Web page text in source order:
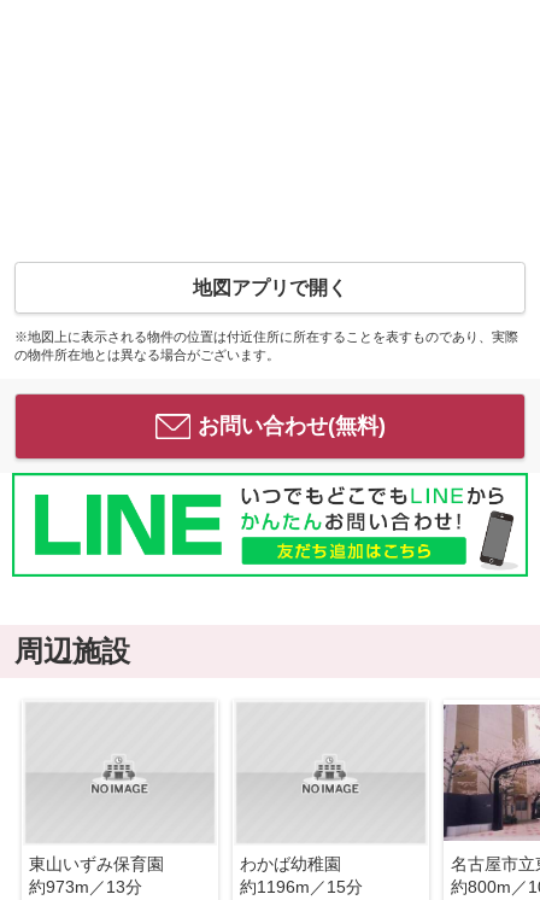
地図アプリで開く
※地図上に表示される物件の位置は付近住所に所在することを表すものであり、実際
の物件所在地とは異なる場合がございます。
お問い合わせ(無料)
周辺施設
東山いずみ保育園
約973m／13分
わかば幼稚園
約1196m／15分
名古屋市立
約800m／